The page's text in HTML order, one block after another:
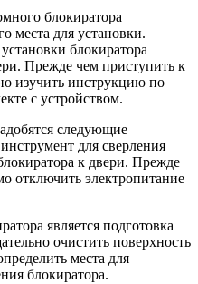
блокиратора
места для установки.
блокиратора
Прежде чем приступить к
изучить инструкцию по
с устройством.
следующие
для сверления
к двери. Прежде
отключить электропитание
является подготовка
очистить поверхность
места для
блокиратора.